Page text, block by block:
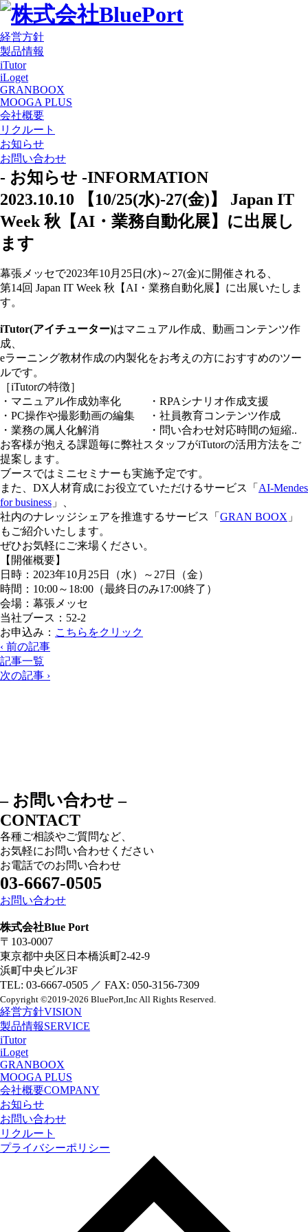
経営方針
製品情報
iTutor
iLoget
GRANBOOX
MOOGA PLUS
会社概要
リクルート
お知らせ
お問い合わせ
- お知らせ -INFORMATION
2023.10.10 【10/25(水)-27(金)】 Japan IT
Week 秋【AI・業務自動化展】に出展し
ます
幕張メッセで2023年10月25日(水)～27(金)に開催される、
第14回 Japan IT Week 秋【AI・業務自動化展】に出展いたしま
す。
iTutor(アイチューター)はマニュアル作成、動画コンテンツ作
成、
eラーニング教材作成の内製化をお考えの方におすすめのツー
ルです。
［iTutorの特徴］
・マニュアル作成効率化 ・RPAシナリオ作成支援
・PC操作や撮影動画の編集 ・社員教育コンテンツ作成
・業務の属人化解消 ・問い合わせ対応時間の短縮..
お客様が抱える課題毎に弊社スタッフがiTutorの活用方法をご
提案します。
ブースではミニセミナーも実施予定です。
また、DX人材育成にお役立ていただけるサービス「 AI-Mendes
for business 」、
社内のナレッジシェアを推進するサービス「 GRAN BOOX 」
もご紹介いたします。
ぜひお気軽にご来場ください。
【開催概要】
日時：2023年10月25日（水）～27日（金）
時間：10:00～18:00（最終日のみ17:00終了）
会場：幕張メッセ
当社ブース：52-2
お申込み： こちらをクリック
‹ 前の記事
記事一覧
次の記事 ›
– お問い合わせ –
CONTACT
各種ご相談やご質問など、
お気軽にお問い合わせください
お電話でのお問い合わせ
03-6667-0505
お問い合わせ
株式会社Blue Port
〒103-0007
東京都中央区日本橋浜町2-42-9
浜町中央ビル3F
TEL: 03-6667-0505 ／ FAX: 050-3156-7309
Copyright ©2019-2026 BluePort,IncAll Rights Reserved.
経営方針VISION
製品情報SERVICE
iTutor
iLoget
GRANBOOX
MOOGA PLUS
会社概要COMPANY
お知らせ
お問い合わせ
リクルート
プライバシーポリシー